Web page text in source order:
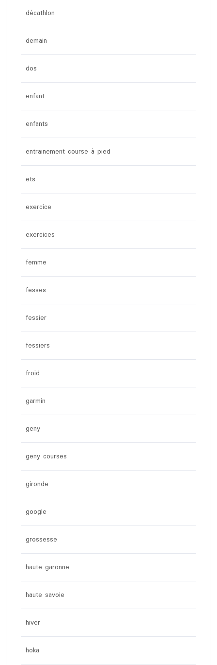
décathlon
demain
dos
enfant
enfants
entrainement course à pied
ets
exercice
exercices
femme
fesses
fessier
fessiers
froid
garmin
geny
geny courses
gironde
google
grossesse
haute garonne
haute savoie
hiver
hoka